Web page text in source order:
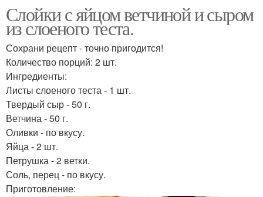
Слойки с яйцом ветчиной и сыром
из слоеного теста.
Сохрани рецепт - точно пригодится!
Количество порций: 2 шт.
Ингредиенты:
Листы слоеного теста - 1 шт.
Твердый сыр - 50 г.
Ветчина - 50 г.
Оливки - по вкусу.
Яйца - 2 шт.
Петрушка - 2 ветки.
Соль, перец - по вкусу.
Приготовление: